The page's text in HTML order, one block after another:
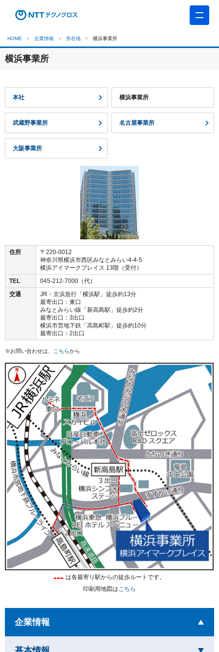
HOME 企業情報 所在地 横浜事業所
横浜事業所
本社 横浜事業所
武蔵野事業所 名古屋事業所
大阪事業所
住所
〒220-0012
神奈川県横浜市西区みなとみらい4-4-5
横浜アイマークプレイス 13階（受付）
TEL
045-212-7000（代）
交通
JR・京浜急行「横浜駅」徒歩約13分
最寄出口：東口
みなとみらい線「新高島駅」徒歩約2分
最寄出口：3出口
横浜市営地下鉄「高島町駅」徒歩約10分
最寄出口：2出口
※お問い合わせは、 こちらから
--- は各最寄り駅からの徒歩ルートです。
印刷用地図は こちら
企業情報